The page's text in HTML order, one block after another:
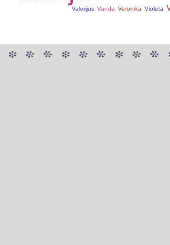
Valerijus Vanda Veronika Violeta